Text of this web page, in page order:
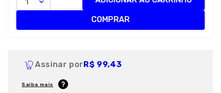
COMPRAR
Assinar porR$ 99,43
Saiba mais